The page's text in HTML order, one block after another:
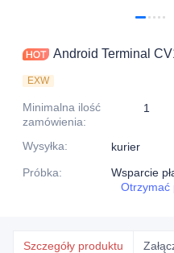
Android Terminal
EXW
Minimalna ilość
zamówienia:
1
Wysyłka:
kurier
Próbka:
Wsparcie
Otrzymać
Szczegóły produktu